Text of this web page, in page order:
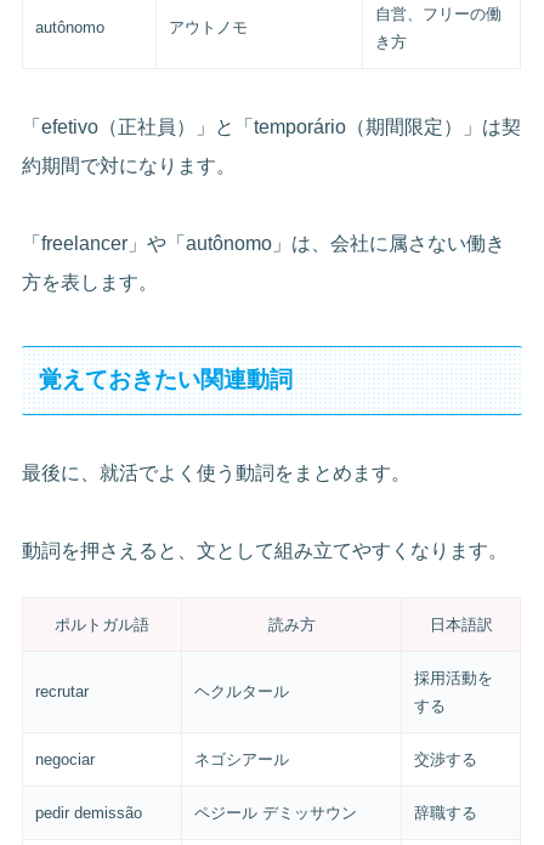
autônomo アウトノモ
自営、フリーの働
き方
「efetivo（正社員）」と「temporário（期間限定）」は契
約期間で対になります。
「freelancer」や「autônomo」は、会社に属さない働き
方を表します。
覚えておきたい関連動詞
最後に、就活でよく使う動詞をまとめます。
動詞を押さえると、文として組み立てやすくなります。
ポルトガル語 読み方 日本語訳
recrutar ヘクルタール
採用活動を
する
negociar ネゴシアール 交渉する
pedir demissão ペジール デミッサウン 辞職する